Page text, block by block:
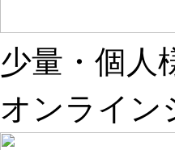
少量・個人
オンライン